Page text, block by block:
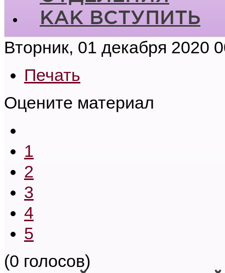
КАК ВСТУПИТЬ
Вторник, 01 декабря 2020
Печать
Оцените материал
1
2
3
4
5
(0 голосов)